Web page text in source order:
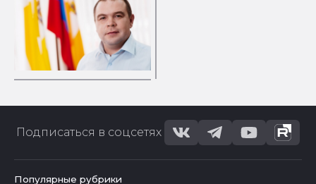
громких хлопков в
городе
Подписаться в соцсетях
Популярные рубрики